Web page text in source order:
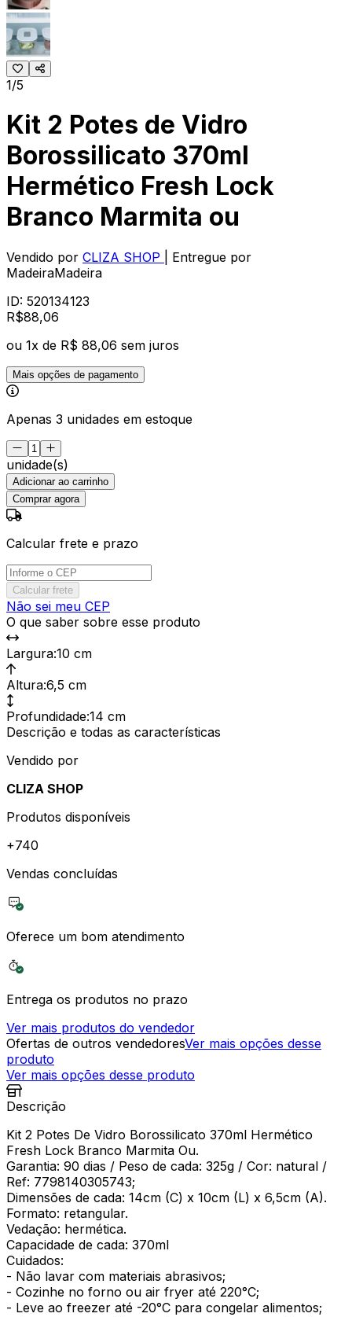
1/5
Kit 2 Potes de Vidro
Borossilicato 370ml
Hermético Fresh Lock
Branco Marmita ou
Vendido por CLIZA SHOP
| Entregue por
MadeiraMadeira
ID: 520134123
R$88,06
ou 1x de R$ 88,06 sem juros
Mais opções de pagamento
Apenas 3 unidades em estoque
unidade(s)
Adicionar ao carrinho
Comprar agora
Calcular frete e prazo
Calcular frete
Não sei meu CEP
O que saber sobre esse produto
Largura:10 cm
Altura:6,5 cm
Profundidade:14 cm
Descrição e todas as características
Vendido por
CLIZA SHOP
Produtos disponíveis
+740
Vendas concluídas
Oferece um bom atendimento
Entrega os produtos no prazo
Ver mais produtos do vendedor
Ofertas de outros vendedoresVer mais opções desse
produto
Ver mais opções desse produto
Descrição
Kit 2 Potes De Vidro Borossilicato 370ml Hermético
Fresh Lock Branco Marmita Ou.
Garantia: 90 dias / Peso de cada: 325g / Cor: natural /
Ref: 7798140305743;
Dimensões de cada: 14cm (C) x 10cm (L) x 6,5cm (A).
Formato: retangular.
Vedação: hermética.
Capacidade de cada: 370ml
Cuidados:
- Não lavar com materiais abrasivos;
- Cozinhe no forno ou air fryer até 220°C;
- Leve ao freezer até -20°C para congelar alimentos;